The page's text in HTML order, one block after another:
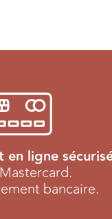
en ligne
bancaire.